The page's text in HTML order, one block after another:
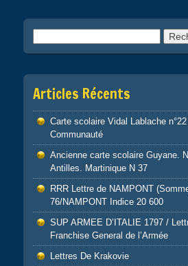
Articles Récents
Carte scolaire Vidal Lablache
Communauté
Ancienne carte scolaire Guyane.
Antilles. Martinique N 37
RRR Lettre de NAMPONT
76/NAMPONT Indice 20 600
SUP ARMEE D’ITALIE 1797 /
Franchise General de l’Armée
Lettres De Krakovie